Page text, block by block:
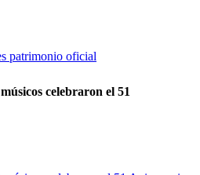
celebraron el 51